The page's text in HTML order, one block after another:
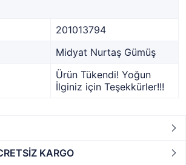
201013794
Midyat Nurtaş Gümüş
Ürün Tükendi! Yoğun
İlginiz için Teşekkürler!!!
KARGO